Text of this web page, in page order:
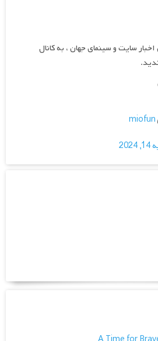
سایت و سینمای جهان ، به کانال
miofun